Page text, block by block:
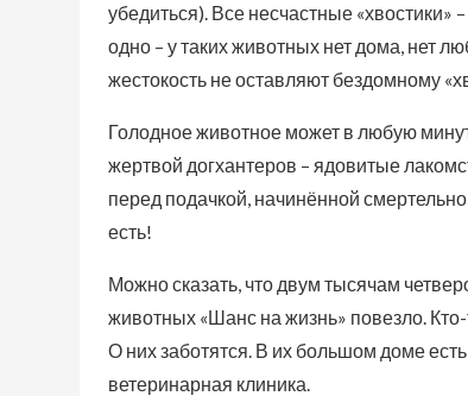
убедиться). Все несчастные
одно – у таких животных нет дома, нет
жестокость не оставляют бездомному
Голодное животное может в любую
жертвой догхантеров – ядовитые
перед подачкой, начинённой
есть!
Можно сказать, что двум тысячам
животных «Шанс на жизнь» повезло.
О них заботятся. В их большом доме
ветеринарная клиника.